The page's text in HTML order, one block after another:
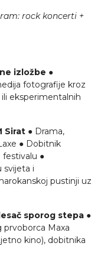
rock koncerti +
izložbe ●
fotografije kroz
eksperimentalnih
Sirat ● Drama,
● Dobitnik
festivalu ●
svijeta i
pustinji uz
sporog stepa ●
Maxa
kino), dobitnika